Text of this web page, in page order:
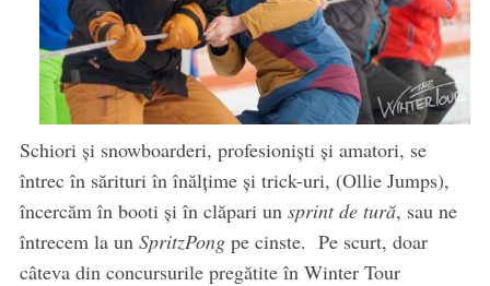
Schiori și snowboarderi, profesioniști și amatori, se
întrec în sărituri în înălțime și trick-uri, (Ollie Jumps),
încercăm în booti și în clăpari un sprint de tură, sau ne
întrecem la un SpritzPongpe cinste. Pe scurt, doar
câteva din concursurile pregătite în Winter Tour